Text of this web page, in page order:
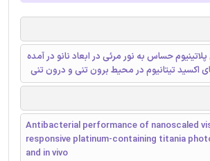
حساس به نور مرئی در ابعاد نانو در آمده
اکسید تیتانیوم در محیط برون تنی و درون تنی
Antibacterial performance of nanoscaled
responsive platinum-containing titania
and in vivo